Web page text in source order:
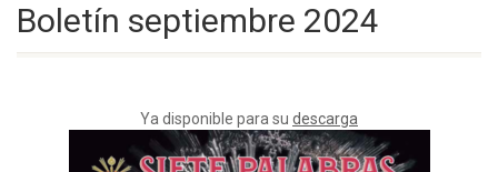
Boletín septiembre 2024
Ya disponible para su descarga